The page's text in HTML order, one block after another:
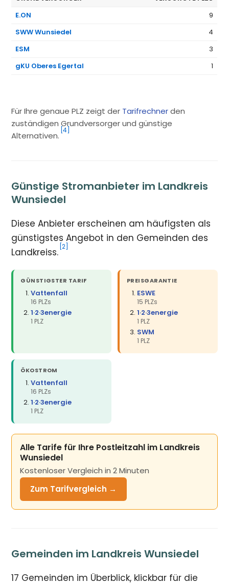
E.ON
9
SWW Wunsiedel
4
ESM
3
gKU Oberes Egertal
1
Für Ihre genaue PLZ zeigt der Tarifrechnerden
zuständigen Grundversorger und günstige
Alternativen.
[4]
Günstige Stromanbieter im Landkreis
Wunsiedel
Diese Anbieter erscheinen am häufigsten als
günstigstes Angebot in den Gemeinden des
Landkreiss. [2]
GÜNSTIGSTER TARIF
Vattenfall
16 PLZs
1·2·3energie
1 PLZ
PREISGARANTIE
ESWE
15 PLZs
1·2·3energie
1 PLZ
SWM
1 PLZ
ÖKOSTROM
Vattenfall
16 PLZs
1·2·3energie
1 PLZ
Alle Tarife für Ihre Postleitzahl im Landkreis
Wunsiedel
Kostenloser Vergleich in 2 Minuten
Zum Tarifvergleich →
Gemeinden im Landkreis Wunsiedel
17 Gemeinden im Überblick, klickbar für die